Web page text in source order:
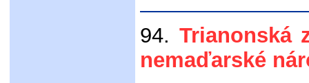
94. Trianonská
nemaďarské